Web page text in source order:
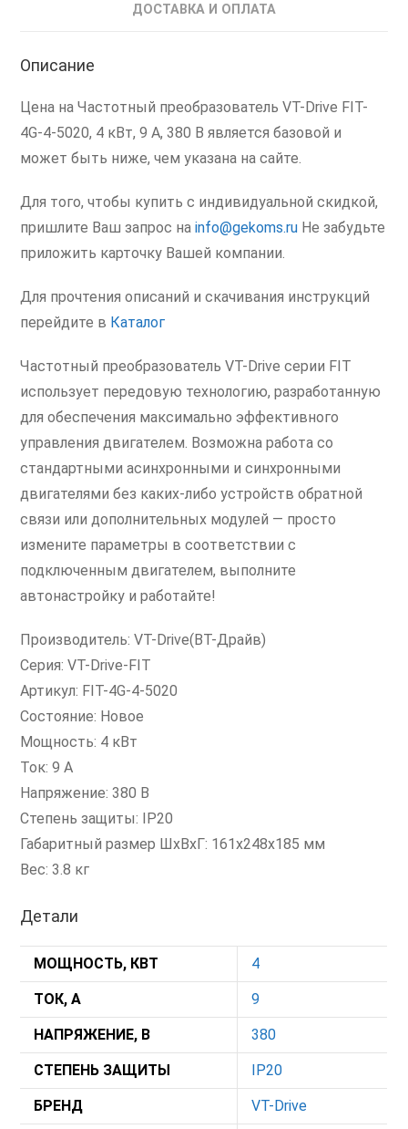
кВт
ДОСТАВКА И ОПЛАТА
Описание
Цена на Частотный преобразователь VT-Drive FIT-
4G-4-5020, 4 кВт, 9 А, 380 В является базовой и
может быть ниже, чем указана на сайте.
Для того, чтобы купить с индивидуальной скидкой,
пришлите Ваш запрос наinfo@gekoms.ru Не забудьте
приложить карточку Вашей компании.
Для прочтения описаний и скачивания инструкций
перейдите в Каталог
Частотный преобразователь VT-Drive серии FIT
использует передовую технологию, разработанную
для обеспечения максимально эффективного
управления двигателем. Возможна работа со
стандартными асинхронными и синхронными
двигателями без каких-либо устройств обратной
связи или дополнительных модулей — просто
измените параметры в соответствии с
подключенным двигателем, выполните
автонастройку и работайте!
Производитель: VT-Drive(ВТ-Драйв)
Серия: VT-Drive-FIT
Артикул: FIT-4G-4-5020
Состояние: Новое
Мощность: 4 кВт
Ток: 9 А
Напряжение: 380 В
Степень защиты: IP20
Габаритный размер ШхВхГ: 161x248x185 мм
Вес: 3.8 кг
Детали
МОЩНОСТЬ, КВТ 4
ТОК, А 9
НАПРЯЖЕНИЕ, В 380
СТЕПЕНЬ ЗАЩИТЫ IP20
БРЕНД VT-Drive